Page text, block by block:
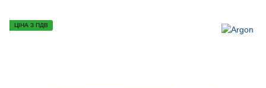
ЦІНА З ПДВ